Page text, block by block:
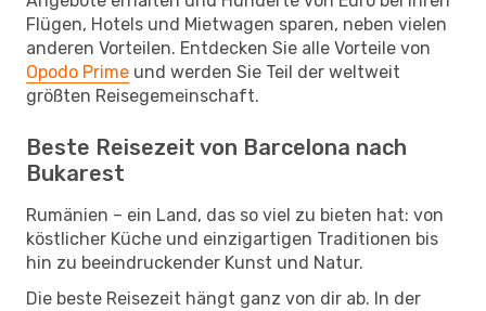
Flügen, Hotels und Mietwagen sparen, neben vielen
anderen Vorteilen. Entdecken Sie alle Vorteile von
Opodo Prime und werden Sie Teil der weltweit
größten Reisegemeinschaft.
Beste Reisezeit von Barcelona nach
Bukarest
Rumänien – ein Land, das so viel zu bieten hat: von
köstlicher Küche und einzigartigen Traditionen bis
hin zu beeindruckender Kunst und Natur.
Die beste Reisezeit hängt ganz von dir ab. In der